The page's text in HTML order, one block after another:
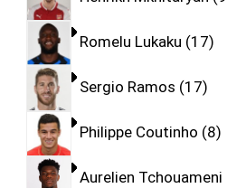
Romelu Lukaku 17
Sergio Ramos 17
Philippe Coutinho 8
Aurelien Tchouameni